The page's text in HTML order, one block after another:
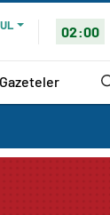
02:00
Gazeteler